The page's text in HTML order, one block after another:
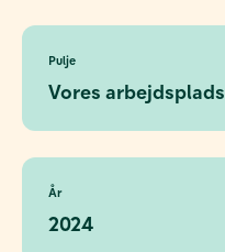
Pulje
Vores arbejdsplads
År
2024